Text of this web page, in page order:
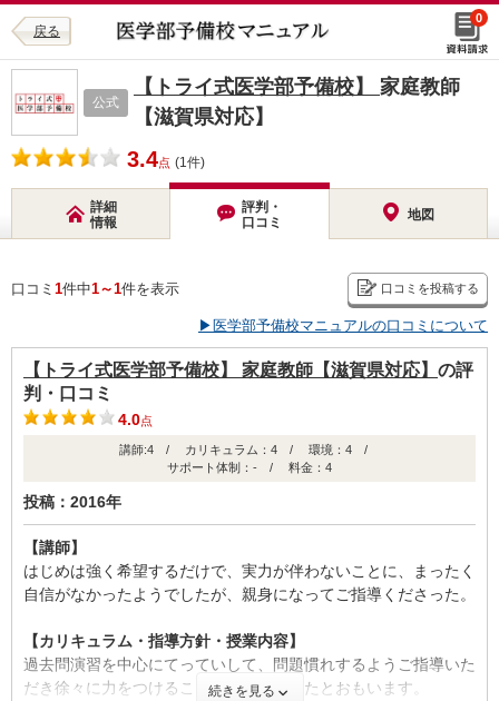
戻る
0
公式
【トライ式医学部予備校】 家庭教師
【滋賀県対応】
3.4点 (1件)
詳細
情報
評判・
口コミ
地図
口コミ 1件中1～1件を表示 口コミを投稿する
▶医学部予備校マニュアルの口コミについて
【トライ式医学部予備校】 家庭教師【滋賀県対応】 の評
判・口コミ
4.0点
講師:4 / カリキュラム：4 / 環境：4 /
サポート体制：- / 料金：4
投稿：2016年
【講師】
はじめは強く希望するだけで、実力が伴わないことに、まったく
自信がなかったようでしたが、親身になってご指導くださった。
【カリキュラム・指導方針・授業内容】
過去問演習を中心にてっていして、問題慣れするようご指導いた
だき徐々に力をつけることができよかったとおもいます。
続きを見る